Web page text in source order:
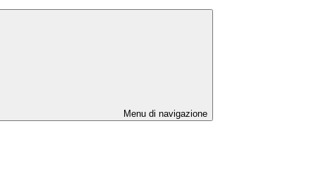
Menu di navigazione